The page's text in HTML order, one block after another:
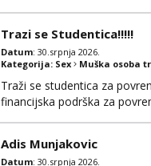
Trazi se Studentica!!!!!
Datum: 30.srpnja 2026.
Kategorija: Sex Muška osoba
Traži se studentica za
financijska podrška za
Adis Munjakovic
Datum: 30.srpnja 2026.